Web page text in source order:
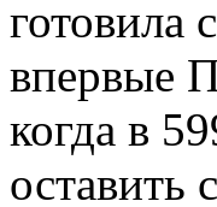
готовила
впервые
когда в
оставить